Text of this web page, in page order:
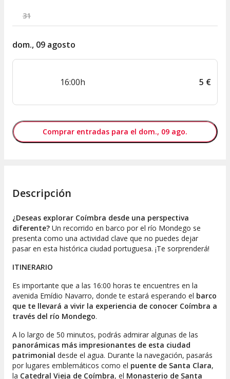
31
dom., 09 agosto
16:00h 5 €
Comprar entradas para el dom., 09 ago.
Descripción
¿Deseas explorar Coímbra desde una perspectiva
diferente? Un recorrido en barco por el río Mondego se
presenta como una actividad clave que no puedes dejar
pasar en esta histórica ciudad portuguesa. ¡Te sorprenderá!
ITINERARIO
Es importante que a las 16:00 horas te encuentres en la
avenida Emídio Navarro, donde te estará esperando el barco
que te llevará a vivir la experiencia de conocer Coímbra a
través del río Mondego.
A lo largo de 50 minutos, podrás admirar algunas de las
panorámicas más impresionantes de esta ciudad
patrimonial desde el agua. Durante la navegación, pasarás
por lugares emblemáticos como el puente de Santa Clara,
la Catedral Vieja de Coímbra, el Monasterio de Santa